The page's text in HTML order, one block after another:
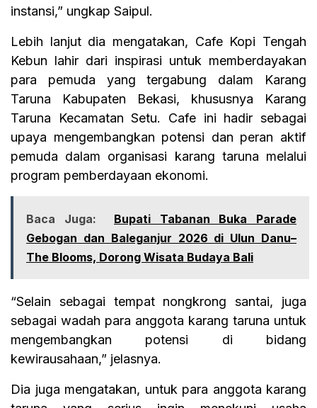
instansi,” ungkap Saipul.
Lebih lanjut dia mengatakan, Cafe Kopi Tengah
Kebun lahir dari inspirasi untuk memberdayakan
para pemuda yang tergabung dalam Karang
Taruna Kabupaten Bekasi, khususnya Karang
Taruna Kecamatan Setu. Cafe ini hadir sebagai
upaya mengembangkan potensi dan peran aktif
pemuda dalam organisasi karang taruna melalui
program pemberdayaan ekonomi.
Baca Juga:
Bupati Tabanan Buka Parade
Gebogan dan Baleganjur 2026 di Ulun Danu–
The Blooms, Dorong Wisata Budaya Bali
“Selain sebagai tempat nongkrong santai, juga
sebagai wadah para anggota karang taruna untuk
mengembangkan potensi di bidang
kewirausahaan,” jelasnya.
Dia juga mengatakan, untuk para anggota karang